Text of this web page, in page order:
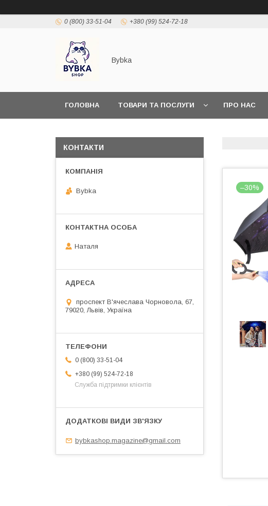
0 (800) 33-51-04 +380 (99) 524-72-18
Bybka
ГОЛОВНА ТОВАРИ ТА ПОСЛУГИ ПРО НАС
–30%
КОНТАКТИ
Bybka
Наталя
проспект В'ячеслава Чорновола, 67,
79020, Львів, Україна
0 (800) 33-51-04
+380 (99) 524-72-18
Служба підтримки клієнтів
bybkashop.magazine@gmail.com